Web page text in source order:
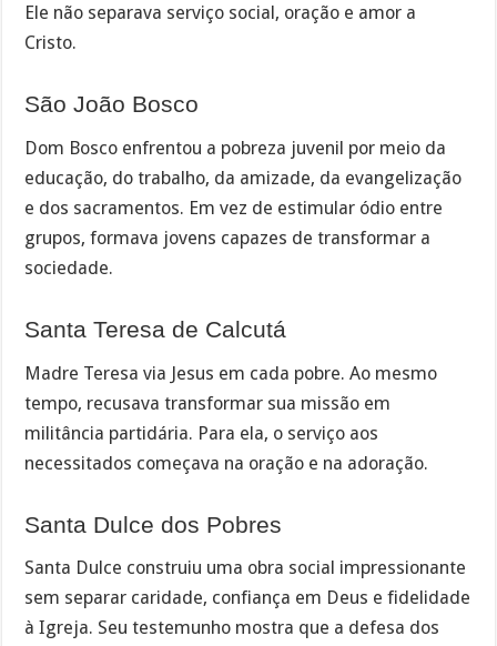
Ele não separava serviço social, oração e amor a
Cristo.
São João Bosco
Dom Bosco enfrentou a pobreza juvenil por meio da
educação, do trabalho, da amizade, da evangelização
e dos sacramentos. Em vez de estimular ódio entre
grupos, formava jovens capazes de transformar a
sociedade.
Santa Teresa de Calcutá
Madre Teresa via Jesus em cada pobre. Ao mesmo
tempo, recusava transformar sua missão em
militância partidária. Para ela, o serviço aos
necessitados começava na oração e na adoração.
Santa Dulce dos Pobres
Santa Dulce construiu uma obra social impressionante
sem separar caridade, confiança em Deus e fidelidade
à Igreja. Seu testemunho mostra que a defesa dos